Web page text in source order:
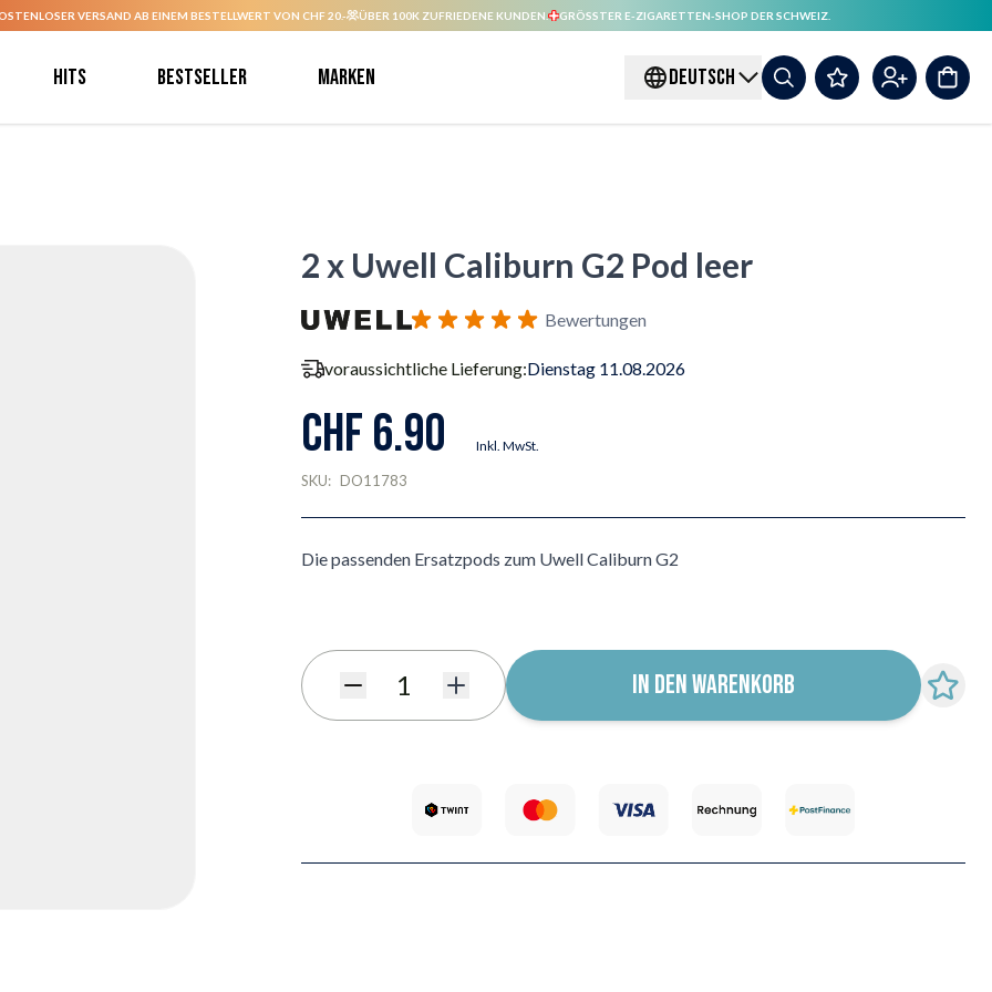
VERSAND AB EINEM BESTELLWERT VON CHF 20.- ÜBER 100K ZUFRIEDENE KUNDEN. GRÖSSTER E-ZIGARETTEN-SHOP DER SCHWEIZ.
Hits Bestseller Marken DEUTSCH
2 x Uwell Caliburn G2 Pod leer
Bewertungen
voraussichtliche Lieferung:Dienstag 11.08.2026
CHF 6.90 Inkl. MwSt.
SKU: DO11783
Die passenden Ersatzpods zum Uwell Caliburn G2
IN DEN WARENKORB